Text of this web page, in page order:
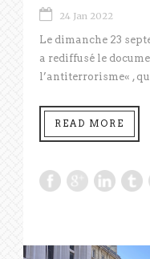
24 Jan 2022
Le dimanche 23
a rediffusé le
l’antiterrorisme« ,
READ MORE